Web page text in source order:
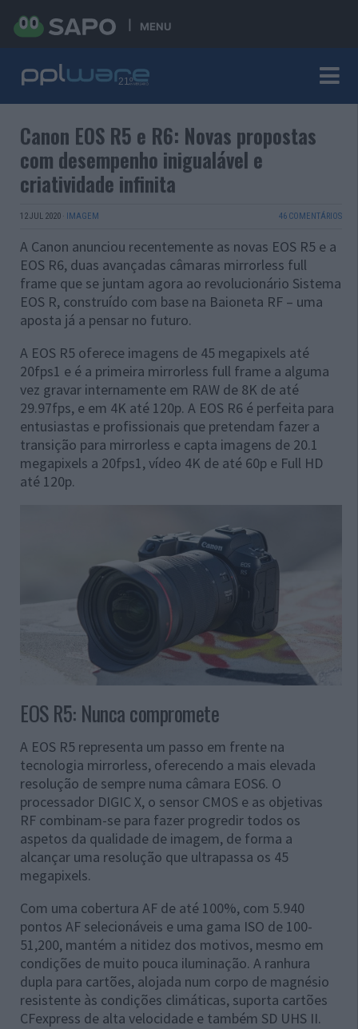
MENU
Canon EOS R5 e R6: Novas propostas
com desempenho inigualável e
criatividade infinita
12 JUL 2020 · IMAGEM 46 COMENTÁRIOS
A Canon anunciou recentemente as novas EOS R5 e a
EOS R6, duas avançadas câmaras mirrorless full
frame que se juntam agora ao revolucionário Sistema
EOS R, construído com base na Baioneta RF – uma
aposta já a pensar no futuro.
A EOS R5 oferece imagens de 45 megapixels até
20fps1 e é a primeira mirrorless full frame a alguma
vez gravar internamente em RAW de 8K de até
29.97fps, e em 4K até 120p. A EOS R6 é perfeita para
entusiastas e profissionais que pretendam fazer a
transição para mirrorless e capta imagens de 20.1
megapixels a 20fps1, vídeo 4K de até 60p e Full HD
até 120p.
EOS R5: Nunca compromete
A EOS R5 representa um passo em frente na
tecnologia mirrorless, oferecendo a mais elevada
resolução de sempre numa câmara EOS6. O
processador DIGIC X, o sensor CMOS e as objetivas
RF combinam-se para fazer progredir todos os
aspetos da qualidade de imagem, de forma a
alcançar uma resolução que ultrapassa os 45
megapixels.
Com uma cobertura AF de até 100%, com 5.940
pontos AF selecionáveis e uma gama ISO de 100-
51,200, mantém a nitidez dos motivos, mesmo em
condições de muito pouca iluminação. A ranhura
dupla para cartões, alojada num corpo de magnésio
resistente às condições climáticas, suporta cartões
CFexpress de alta velocidade e também SD UHS II.